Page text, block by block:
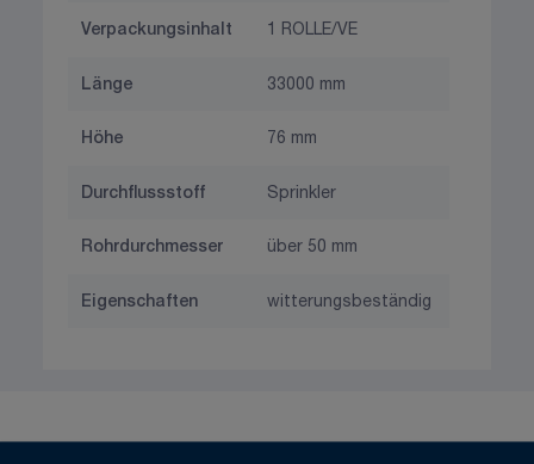
Verpackungsinhalt 1 ROLLE/VE
Länge 33000 mm
Höhe 76 mm
Durchflussstoff Sprinkler
Rohrdurchmesser über 50 mm
Eigenschaften witterungsbeständig